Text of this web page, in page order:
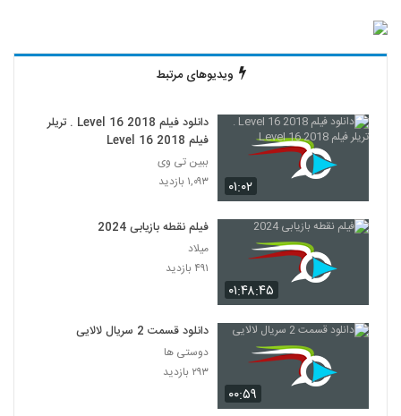
ویدیوهای مرتبط
۰۱:۰۲
دانلود فیلم Level 16 2018 . تریلر
فیلم Level 16 2018
ببین تی وی
۱,۰۹۳ بازدید
۰۱:۴۸:۴۵
فیلم نقطه بازیابی 2024
میلاد
۴۹۱ بازدید
۰۰:۵۹
دانلود قسمت 2 سریال لالایی
دوستی ها
۲۹۳ بازدید